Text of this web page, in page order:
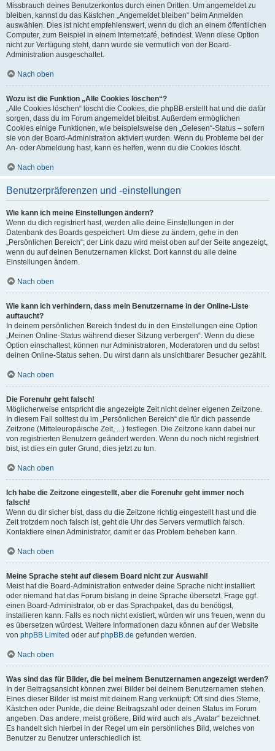
Missbrauch deines Benutzerkontos durch einen Dritten. Um angemeldet zu
bleiben, kannst du das Kästchen „Angemeldet bleiben“ beim Anmelden
auswählen. Dies ist nicht empfehlenswert, wenn du dich an einem öffentlichen
Computer, zum Beispiel in einem Internetcafé, befindest. Wenn diese Option
nicht zur Verfügung steht, dann wurde sie vermutlich von der Board-
Administration ausgeschaltet.
Nach oben
Wozu ist die Funktion „Alle Cookies löschen“?
„Alle Cookies löschen“ löscht die Cookies, die phpBB erstellt hat und die dafür
sorgen, dass du im Forum angemeldet bleibst. Außerdem ermöglichen
Cookies einige Funktionen, wie beispielsweise den „Gelesen“-Status – sofern
sie von der Board-Administration aktiviert wurden. Wenn du Probleme bei der
An- oder Abmeldung hast, kann es helfen, wenn du die Cookies löscht.
Nach oben
Benutzerpräferenzen und -einstellungen
Wie kann ich meine Einstellungen ändern?
Wenn du dich registriert hast, werden alle deine Einstellungen in der
Datenbank des Boards gespeichert. Um diese zu ändern, gehe in den
„Persönlichen Bereich“; der Link dazu wird meist oben auf der Seite angezeigt,
wenn du auf deinen Benutzernamen klickst. Dort kannst du alle deine
Einstellungen ändern.
Nach oben
Wie kann ich verhindern, dass mein Benutzername in der Online-Liste
auftaucht?
In deinem persönlichen Bereich findest du in den Einstellungen eine Option
„Meinen Online-Status während dieser Sitzung verbergen“. Wenn du diese
Option einschaltest, können nur Administratoren, Moderatoren und du selbst
deinen Online-Status sehen. Du wirst dann als unsichtbarer Besucher gezählt.
Nach oben
Die Forenuhr geht falsch!
Möglicherweise entspricht die angezeigte Zeit nicht deiner eigenen Zeitzone.
In diesem Fall solltest du im „Persönlichen Bereich“ die für dich passende
Zeitzone (Mitteleuropäische Zeit, ...) festlegen. Die Zeitzone kann dabei nur
von registrierten Benutzern geändert werden. Wenn du noch nicht registriert
bist, ist dies ein guter Grund, dies jetzt zu tun.
Nach oben
Ich habe die Zeitzone eingestellt, aber die Forenuhr geht immer noch
falsch!
Wenn du dir sicher bist, dass du die Zeitzone richtig eingestellt hast und die
Zeit trotzdem noch falsch ist, geht die Uhr des Servers vermutlich falsch.
Kontaktiere einen Administrator, damit er das Problem beheben kann.
Nach oben
Meine Sprache steht auf diesem Board nicht zur Auswahl!
Meist hat die Board-Administration entweder deine Sprache nicht installiert
oder niemand hat das Forum bislang in deine Sprache übersetzt. Frage ggf.
einen Board-Administrator, ob er das Sprachpaket, das du benötigst,
installieren kann. Falls es noch nicht existiert, würden wir uns freuen, wenn du
es übersetzen würdest. Weitere Informationen dazu können auf der Website
von phpBB Limited oder aufphpBB.de gefunden werden.
Nach oben
Was sind das für Bilder, die bei meinem Benutzernamen angezeigt werden?
In der Beitragsansicht können zwei Bilder bei deinem Benutzernamen stehen.
Eines dieser Bilder ist meist mit deinem Rang verknüpft: Oft sind dies Sterne,
Kästchen oder Punkte, die deine Beitragszahl oder deinen Status im Forum
angeben. Das andere, meist größere, Bild wird auch als „Avatar“ bezeichnet.
Es handelt sich hierbei in der Regel um ein persönliches Bild, welches von
Benutzer zu Benutzer unterschiedlich ist.